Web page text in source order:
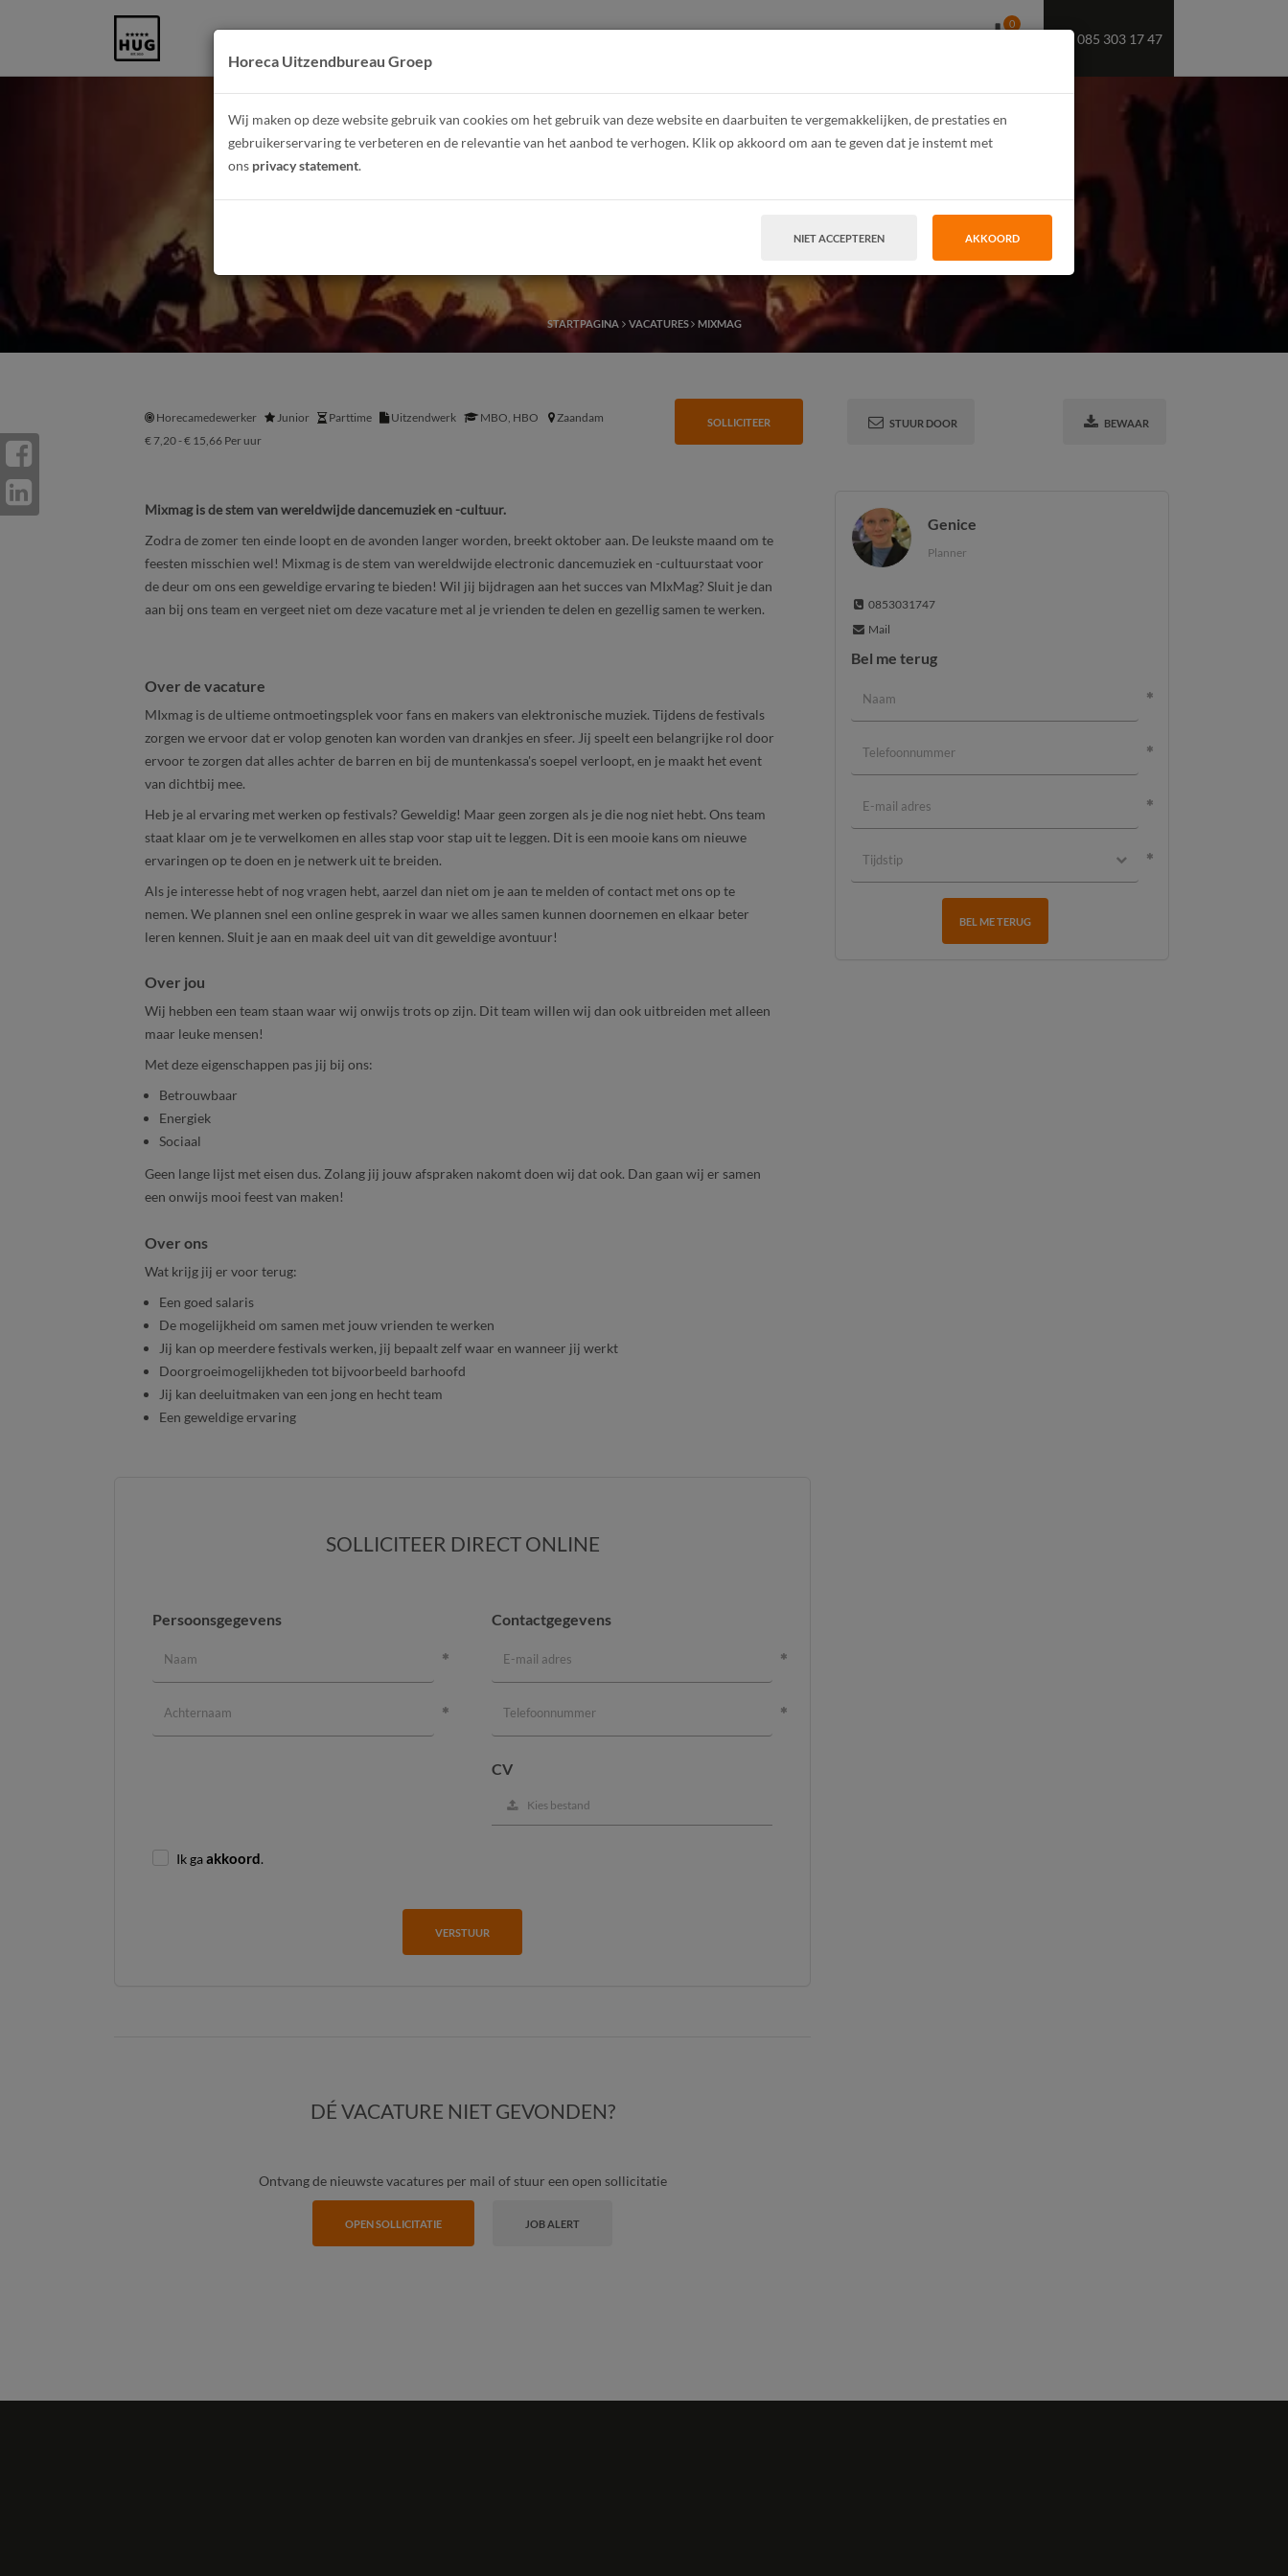
085 303 17 47
0
MixMag
STARTPAGINA VACATURES MIXMAG
Horecamedewerker Junior Parttime Uitzendwerk MBO, HBO
Zaandam
€ 7,20 - € 15,66 Per uur
SOLLICITEER STUUR DOOR BEWAAR
Mixmag is de stem van wereldwijde dancemuziek en -cultuur.
Zodra de zomer ten einde loopt en de avonden langer worden, breekt oktober aan. De leukste maand om te
feesten misschien wel! Mixmag is de stem van wereldwijde electronic dancemuziek en -cultuurstaat voor
de deur om ons een geweldige ervaring te bieden! Wil jij bijdragen aan het succes van MIxMag? Sluit je dan
aan bij ons team en vergeet niet om deze vacature met al je vrienden te delen en gezellig samen te werken.
Over de vacature
MIxmag is de ultieme ontmoetingsplek voor fans en makers van elektronische muziek. Tijdens de festivals
zorgen we ervoor dat er volop genoten kan worden van drankjes en sfeer. Jij speelt een belangrijke rol door
ervoor te zorgen dat alles achter de barren en bij de muntenkassa's soepel verloopt, en je maakt het event
van dichtbij mee.
Heb je al ervaring met werken op festivals? Geweldig! Maar geen zorgen als je die nog niet hebt. Ons team
staat klaar om je te verwelkomen en alles stap voor stap uit te leggen. Dit is een mooie kans om nieuwe
ervaringen op te doen en je netwerk uit te breiden.
Als je interesse hebt of nog vragen hebt, aarzel dan niet om je aan te melden of contact met ons op te
nemen. We plannen snel een online gesprek in waar we alles samen kunnen doornemen en elkaar beter
leren kennen. Sluit je aan en maak deel uit van dit geweldige avontuur!
Over jou
Wij hebben een team staan waar wij onwijs trots op zijn. Dit team willen wij dan ook uitbreiden met alleen
maar leuke mensen!
Met deze eigenschappen pas jij bij ons:
Betrouwbaar
Energiek
Sociaal
Geen lange lijst met eisen dus. Zolang jij jouw afspraken nakomt doen wij dat ook. Dan gaan wij er samen
een onwijs mooi feest van maken!
Over ons
Wat krijg jij er voor terug:
Een goed salaris
De mogelijkheid om samen met jouw vrienden te werken
Jij kan op meerdere festivals werken, jij bepaalt zelf waar en wanneer jij werkt
Doorgroeimogelijkheden tot bijvoorbeeld barhoofd
Jij kan deeluitmaken van een jong en hecht team
Een geweldige ervaring
SOLLICITEER DIRECT ONLINE
Persoonsgegevens Contactgegevens
CV
Kies bestand
Ik gaakkoord.
VERSTUUR
DÉ VACATURE NIET GEVONDEN?
Ontvang de nieuwste vacatures per mail of stuur een open sollicitatie
OPEN SOLLICITATIE JOB ALERT
Genice
Planner
0853031747
Mail
Bel me terug
BEL ME TERUG
Horeca Uitzendbureau Groep
Wij maken op deze website gebruik van cookies om het gebruik van deze website en daarbuiten te vergemakkelijken, de prestaties en
gebruikerservaring te verbeteren en de relevantie van het aanbod te verhogen. Klik op akkoord om aan te geven dat je instemt met
ons privacy statement.
NIET ACCEPTEREN AKKOORD